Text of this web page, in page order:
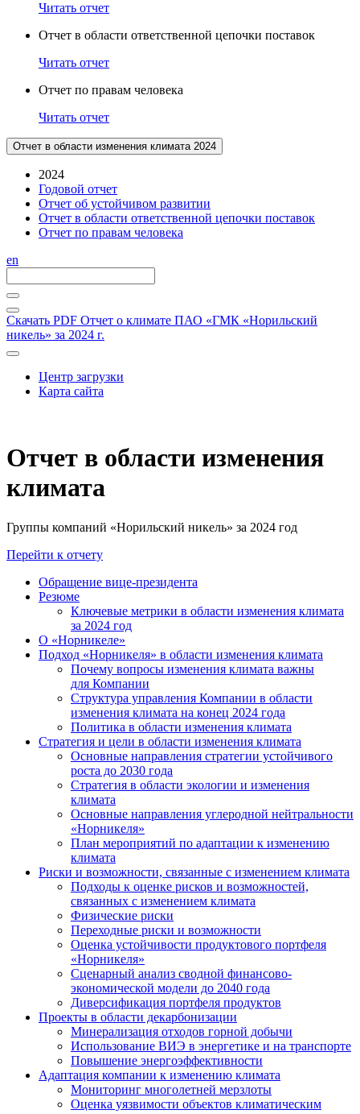
Читать отчет
Отчет в области ответственной цепочки поставок
Читать отчет
Отчет по правам человека
Читать отчет
Отчет в области изменения климата 2024
2024
Годовой отчет
Отчет об устойчивом развитии
Отчет в области ответственной цепочки поставок
Отчет по правам человека
en
Скачать PDF Отчет о климате ПАО «ГМК «Норильский
никель» за 2024 г.
Центр загрузки
Карта сайта
Отчет в области изменения
климата
Группы компаний «Норильский никель» за 2024 год
Перейти к отчету
Обращение вице-президента
Резюме
Ключевые метрики в области изменения климата
за 2024 год
О «Норникеле»
Подход «Норникеля» в области изменения климата
Почему вопросы изменения климата важны
для Компании
Структура управления Компании в области
изменения климата на конец 2024 года
Политика в области изменения климата
Стратегия и цели в области изменения климата
Основные направления стратегии устойчивого
роста до 2030 года
Стратегия в области экологии и изменения
климата
Основные направления углеродной нейтральности
«Норникеля»
План мероприятий по адаптации к изменению
климата
Риски и возможности, связанные с изменением климата
Подходы к оценке рисков и возможностей,
связанных с изменением климата
Физические риски
Переходные риски и возможности
Оценка устойчивости продуктового портфеля
«Норникеля»
Сценарный анализ сводной финансово-
экономической модели до 2040 года
Диверсификация портфеля продуктов
Проекты в области декарбонизации
Минерализация отходов горной добычи
Использование ВИЭ в энергетике и на транспорте
Повышение энергоэффективности
Адаптация компании к изменению климата
Мониторинг многолетней мерзлоты
Оценка уязвимости объектов климатическим